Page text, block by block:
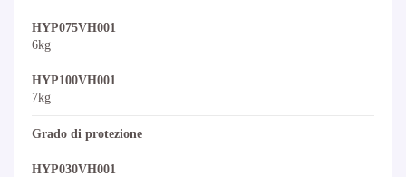
HYP075VH001
6kg
HYP100VH001
7kg
Grado di protezione
HYP030VH001